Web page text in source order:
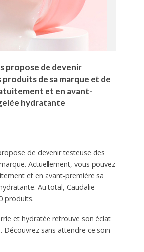
propose de devenir
de sa marque et de
et en avant-
hydratante
de devenir testeuse des
Actuellement, vous pouvez
et en avant-première sa
Au total, Caudalie
produits.
et hydratée retrouve son éclat
Découvrez sans attendre ce soin